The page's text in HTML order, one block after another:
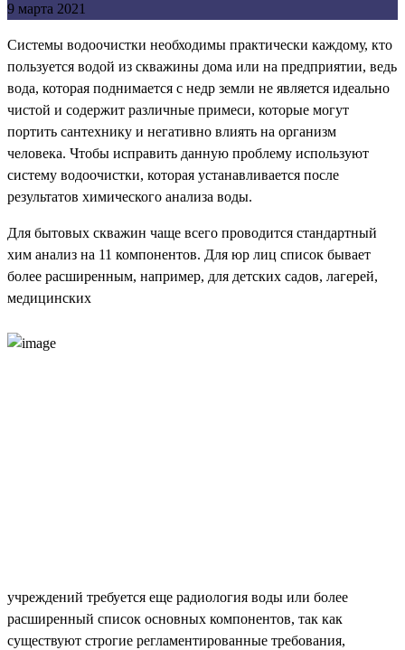
9 марта 2021
Системы водоочистки необходимы практически каждому, кто
пользуется водой из скважины дома или на предприятии, ведь
вода, которая поднимается с недр земли не является идеально
чистой и содержит различные примеси, которые могут
портить сантехнику и негативно влиять на организм
человека. Чтобы исправить данную проблему используют
систему водоочистки, которая устанавливается после
результатов химического анализа воды.
Для бытовых скважин чаще всего проводится стандартный
хим анализ на 11 компонентов. Для юр лиц список бывает
более расширенным, например, для детских садов, лагерей,
медицинских
учреждений требуется еще радиология воды или более
расширенный список основных компонентов, так как
существуют строгие регламентированные требования,